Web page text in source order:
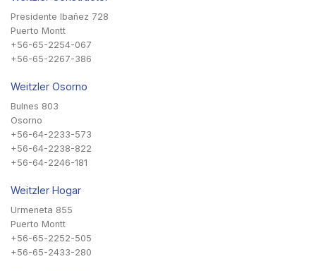
Presidente Ibañez 728
Puerto Montt
+56-65-2254-067
+56-65-2267-386
Weitzler Osorno
Bulnes 803
Osorno
+56-64-2233-573
+56-64-2238-822
+56-64-2246-181
Weitzler Hogar
Urmeneta 855
Puerto Montt
+56-65-2252-505
+56-65-2433-280